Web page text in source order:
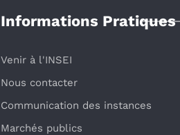
Informations Pratiques
Venir à l'INSEI
Nous contacter
Communication des instances
Marchés publics